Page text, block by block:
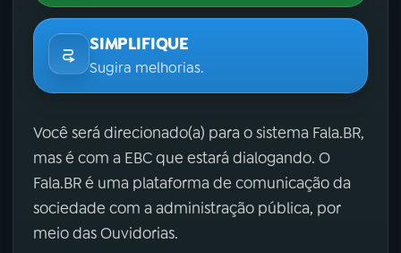
SIMPLIFIQUE
Sugira melhorias.
Você será direcionado(a) para o sistema Fala.BR,
mas é com a EBC que estará dialogando. O
Fala.BR é uma plataforma de comunicação da
sociedade com a administração pública, por
meio das Ouvidorias.